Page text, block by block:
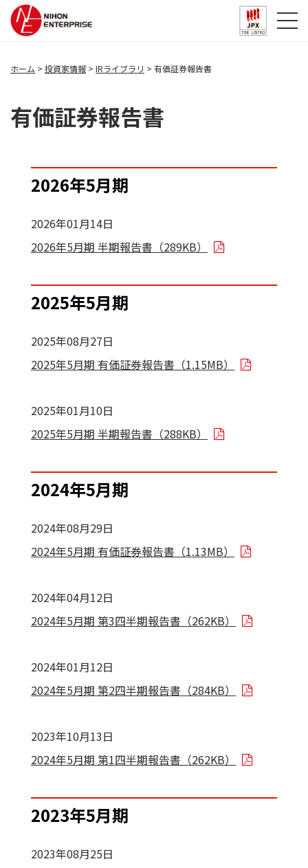
ホーム 投資家情報 IRライブラリ 有価証券報告書
有価証券報告書
2026年5月期
2026年01月14日
2026年5月期 半期報告書（289KB）
2025年5月期
2025年08月27日
2025年5月期 有価証券報告書（1.15MB）
2025年01月10日
2025年5月期 半期報告書（288KB）
2024年5月期
2024年08月29日
2024年5月期 有価証券報告書（1.13MB）
2024年04月12日
2024年5月期 第3四半期報告書（262KB）
2024年01月12日
2024年5月期 第2四半期報告書（284KB）
2023年10月13日
2024年5月期 第1四半期報告書（262KB）
2023年5月期
2023年08月25日